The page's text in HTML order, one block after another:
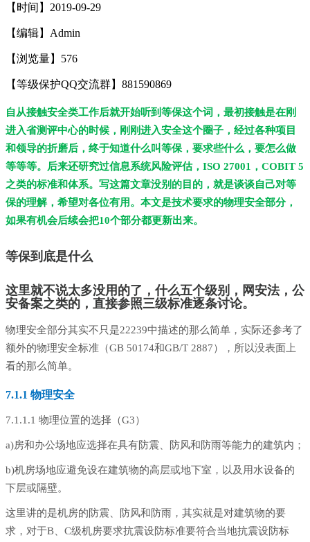
【时间】2019-09-29
【编辑】Admin
【浏览量】 576
【等级保护QQ交流群】881590869
自从接触安全类工作后就开始听到等保这个词，最初接触是在刚
进入省测评中心的时候，刚刚进入安全这个圈子，经过各种项目
和领导的折磨后，终于知道什么叫等保，要求些什么，要怎么做
等等等。后来还研究过信息系统风险评估，ISO 27001，COBIT 5
之类的标准和体系。写这篇文章没别的目的，就是谈谈自己对等
保的理解，希望对各位有用。本文是技术要求的物理安全部分，
如果有机会后续会把10个部分都更新出来。
等保到底是什么
这里就不说太多没用的了，什么五个级别，网安法，公
安备案之类的，直接参照三级标准逐条讨论。
物理安全部分其实不只是22239中描述的那么简单，实际还参考了
额外的物理安全标准（GB 50174和GB/T 2887），所以没表面上
看的那么简单。
7.1.1 物理安全
7.1.1.1 物理位置的选择（G3）
a)房和办公场地应选择在具有防震、防风和防雨等能力的建筑内；
b)机房场地应避免设在建筑物的高层或地下室，以及用水设备的
下层或隔壁。
这里讲的是机房的防震、防风和防雨，其实就是对建筑物的要
求，对于B、C级机房要求抗震设防标准要符合当地抗震设防标